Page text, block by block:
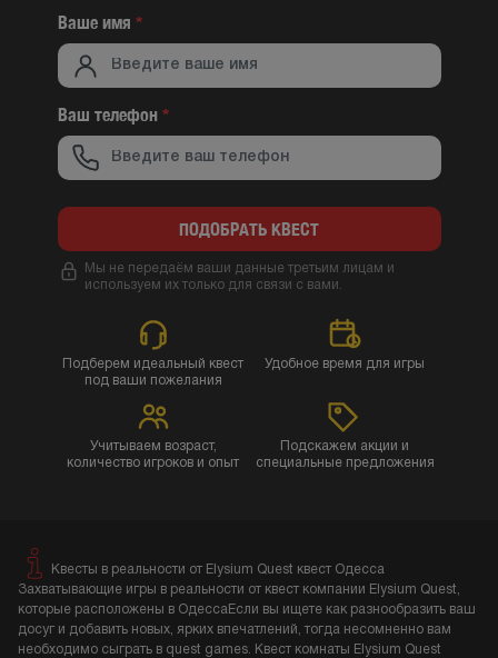
Ваше имя *
Ваш телефон*
ПОДОБРАТЬ КВЕСТ
Мы не передаём ваши данные третьим лицам и
используем их только для связи с вами.
Подберем идеальный квест
под ваши пожелания
Удобное время для игры
Учитываем возраст,
количество игроков и опыт
Подскажем акции и
специальные предложения
Квесты в реальности от Elysium Quest квест Одесса
Захватывающие игры в реальности от квест компании Elysium Quest,
которые расположены в ОдессаЕсли вы ищете как разнообразить ваш
досуг и добавить новых, ярких впечатлений, тогда несомненно вам
необходимо сыграть в quest games. Квест комнаты Elysium Quest